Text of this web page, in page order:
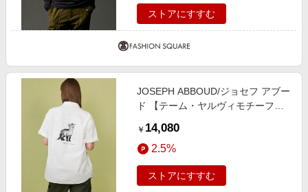
ストアにすすむ
JOSEPH ABBOUD/ジョセフ アブー
ド 【テーム・ヤルヴィモチーフ】
ト系 L
￥ 14,080
2.5%
ストアにすすむ